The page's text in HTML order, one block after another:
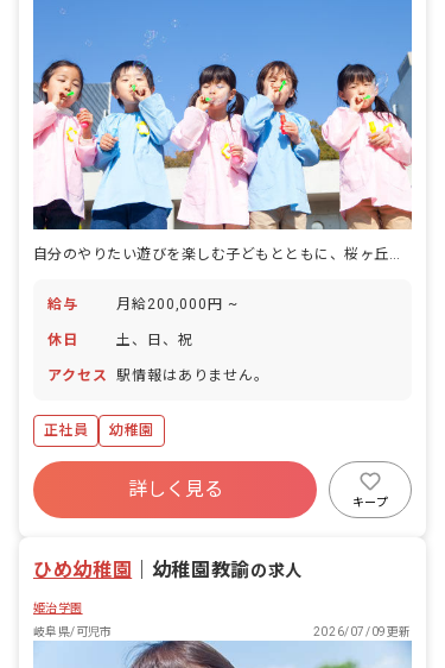
給与 月給200,000円 ~
休日 土、日、祝
アクセス 駅情報はありません。
正社員 幼稚園
詳しく見る
キープ
ひめ幼稚園 幼稚園教諭の求人
姫治学園
岐阜県/可児市
2026/07/09更新